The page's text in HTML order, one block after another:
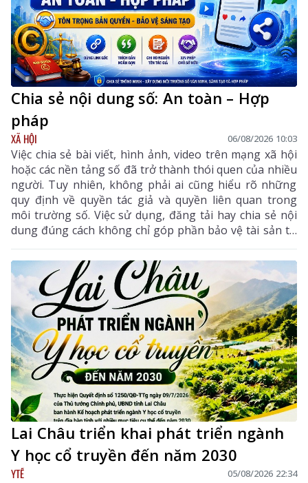
Chia sẻ nội dung số: An toàn – Hợp
pháp
XÃ HỘI 06/08/2026 10:03
Việc chia sẻ bài viết, hình ảnh, video trên mạng xã hội
hoặc các nền tảng số đã trở thành thói quen của nhiều
người. Tuy nhiên, không phải ai cũng hiểu rõ những
quy định về quyền tác giả và quyền liên quan trong
môi trường số. Việc sử dụng, đăng tải hay chia sẻ nội
dung đúng cách không chỉ góp phần bảo vệ tài sản trí
tuệ của tác giả, mà còn giúp mỗi cá nhân tránh những
vi phạm pháp luật khi tham gia không gian mạng.
Lai Châu triển khai phát triển ngành
Y học cổ truyền đến năm 2030
YTẾ 05/08/2026 22:34